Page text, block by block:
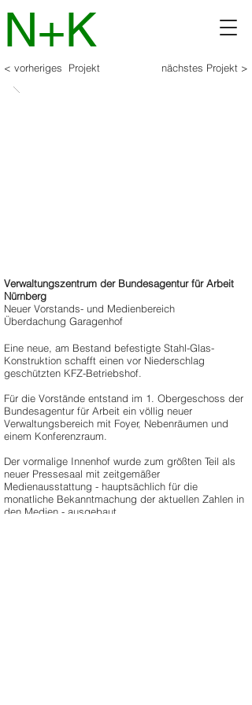
N+K
< vorheriges Projekt nächstes Projekt >
Verwaltungszentrum der Bundesagentur für Arbeit
Nürnberg
Neuer Vorstands- und Medienbereich
Überdachung Garagenhof
Eine neue, am Bestand befestigte Stahl-Glas-
Konstruktion schafft einen vor Niederschlag
geschützten KFZ-Betriebshof.
Für die Vorstände entstand im 1. Obergeschoss der
Bundesagentur für Arbeit ein völlig neuer
Verwaltungsbereich mit Foyer, Nebenräumen und
einem Konferenzraum.
Der vormalige Innenhof wurde zum größten Teil als
neuer Pressesaal mit zeitgemäßer
Medienausstattung - hauptsächlich für die
monatliche Bekanntmachung der aktuellen Zahlen in
den Medien - ausgebaut.